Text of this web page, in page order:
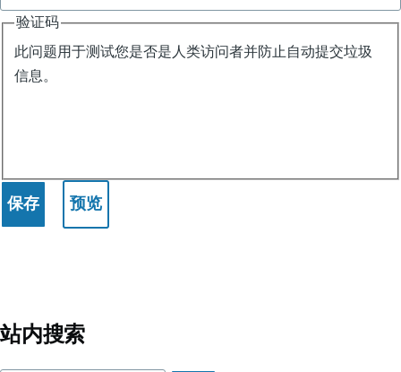
验证码
此问题用于测试您是否是人类访问者并防止自动提交垃圾
信息。
站内搜索